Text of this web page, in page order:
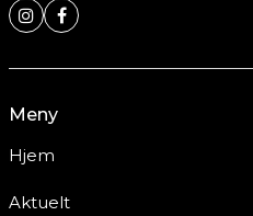
Meny
Hjem
Aktuelt